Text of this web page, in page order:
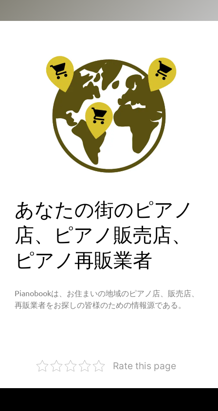
あなたの街のピアノ
店、ピアノ販売店、
ピアノ再販業者
Pianobookは、お住まいの地域のピアノ店、販売店、
再販業者をお探しの皆様のための情報源である。
Rate this page